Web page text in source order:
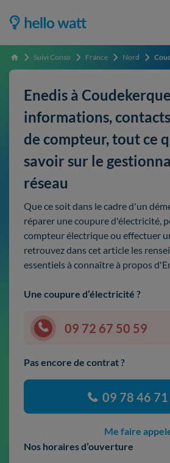
Accueil Suivi Conso France Nord
Enedis à
informations,
de compteur, tout ce
savoir sur le
réseau
Que ce soit dans le cadre d'un
réparer une coupure d'électricité,
compteur électrique ou effectuer
retrouvez dans cet article les
essentiels à connaître à propos
Une coupure d’électricité ?
09 72 67 50 59
Pas encore de contrat ?
09 78 46
Me faire
Nos horaires d’ouverture